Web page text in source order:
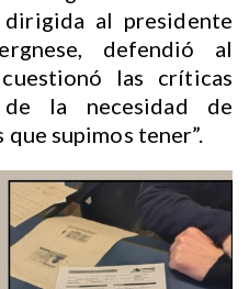
al presidente
defendió al
las críticas
la necesidad de
supimos tener”.